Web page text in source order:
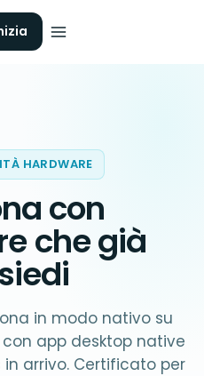
HARDWARE
con
che già
in modo nativo su
con app desktop native
arrivo. Certificato per